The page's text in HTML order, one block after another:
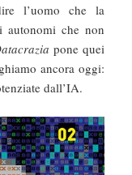
l’uomo che la
autonomi che non
pone quei
ancora oggi:
dall’IA.